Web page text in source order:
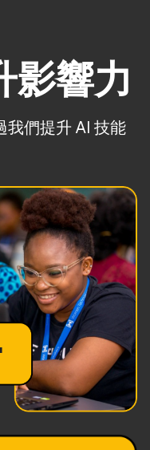
影響力
我們提升 AI 技能